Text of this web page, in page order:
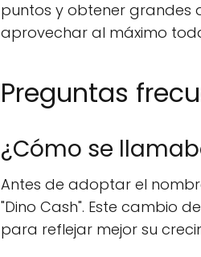
puntos y obtener grandes
aprovechar al máximo
Preguntas
¿Cómo se
Antes de adoptar el
"Dino Cash". Este cambio
para reflejar mejor su